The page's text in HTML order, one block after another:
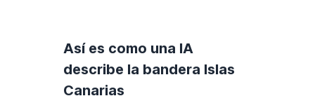
Así es como una IA
describe la bandera Islas
Canarias